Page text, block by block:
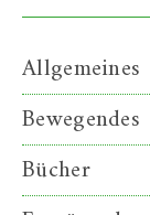
Allgemeines
Bewegendes
Bücher